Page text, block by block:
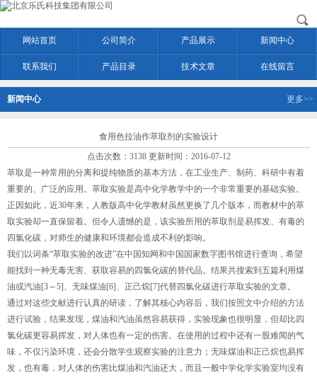
网站首页 公司简介 产品展示 新闻中心
联系我们 产品目录 技术文章 在线留言
新闻中心 更多>>
食用色拉油作萃取剂的实验设计
点击次数：3138 更新时间：2016-07-12
萃取是一种常用的分离和提纯物质的基本方法，在工业生产、制药、科研中有着
重要的、广泛的应用。萃取实验是高中化学教学中的一个非常重要的基础实验。
正因如此，近30年来，人教版高中化学教材虽然更换了几个版本，而教材中的萃
取实验却一直保留着。但令人遗憾的是，该实验所用的萃取剂是易挥发、有毒的
四氯化碳，对师生的健康和环境都会造成不利的影响。
我们以词条“萃取实验的改进”在中国知网和中国国家数字图书馆进行查询，希望
能找到一种无毒无害、获取容易的四氯化碳的替代品。结果共搜索到五篇利用煤
油或汽油[3～5]、无味煤油[6]、正己烷[7]代替四氯化碳进行萃取实验的文章。
通过对这些文献进行认真的研读，了解其核心内容后，我们按照文中介绍的方法
进行试验，结果发现，煤油和汽油虽然容易获得，实验现象也很明显，但却比四
氯化碳更容易挥发，对人体也有一定的伤害。在使用的过程中还有一股难闻的气
味，不仅污染环境，还会分散学生观察实验的注意力；无味煤油和正己烷也易挥
发，也有毒，对人体的伤害比煤油和汽油还大，而且一般中学化学实验室均没有